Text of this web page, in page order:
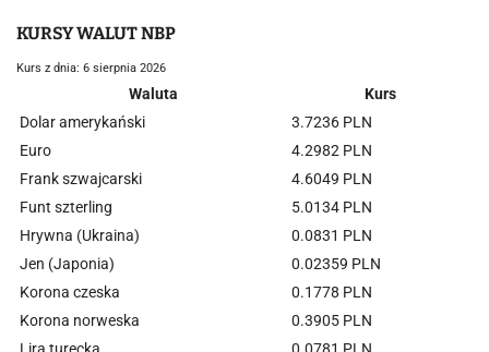
KURSY WALUT NBP
Kurs z dnia: 6 sierpnia 2026
Waluta
Kurs
Dolar amerykański
3.7236 PLN
Euro
4.2982 PLN
Frank szwajcarski
4.6049 PLN
Funt szterling
5.0134 PLN
Hrywna (Ukraina)
0.0831 PLN
Jen (Japonia)
0.02359 PLN
Korona czeska
0.1778 PLN
Korona norweska
0.3905 PLN